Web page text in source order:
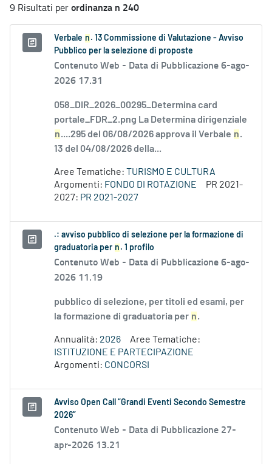
9 Risultati perordinanza n 240
Verbale n . 13 Commissione di Valutazione - Avviso
Pubblico per la selezione di proposte
Contenuto Web - Data di Pubblicazione 6-ago-
2026 17.31
058_DIR_2026_00295_Determina card
portale_FDR_2.png La Determina dirigenziale
n....295 del 06/08/2026 approva il Verbale n.
13 del 04/08/2026 della...
Aree Tematiche: TURISMO E CULTURA
Argomenti: FONDO DI ROTAZIONE
PR 2021-
2027: PR 2021-2027
.: avviso pubblico di selezione per la formazione di
graduatoria per n . 1 profilo
Contenuto Web - Data di Pubblicazione 6-ago-
2026 11.19
pubblico di selezione, per titoli ed esami, per
la formazione di graduatoria per n.
Annualità: 2026
Aree Tematiche:
ISTITUZIONE E PARTECIPAZIONE
Argomenti: CONCORSI
Avviso Open Call “Grandi Eventi Secondo Semestre
2026”
Contenuto Web - Data di Pubblicazione 27-
apr-2026 13.21